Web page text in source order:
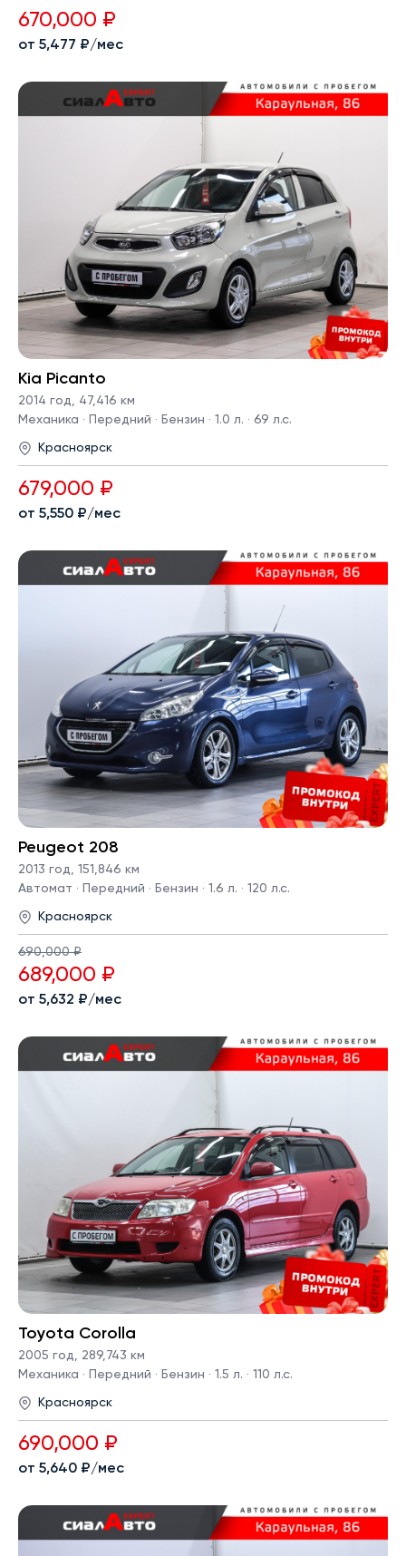
670,000 ₽
от 5,477 ₽/мес
Kia Picanto
2014 год, 47,416 км
Механика · Передний · Бензин · 1.0 л. · 69 л.с.
Красноярск
679,000 ₽
от 5,550 ₽/мес
Peugeot 208
2013 год, 151,846 км
Автомат · Передний · Бензин · 1.6 л. · 120 л.с.
Красноярск
690,000 ₽
689,000 ₽
от 5,632 ₽/мес
Toyota Corolla
2005 год, 289,743 км
Механика · Передний · Бензин · 1.5 л. · 110 л.с.
Красноярск
690,000 ₽
от 5,640 ₽/мес